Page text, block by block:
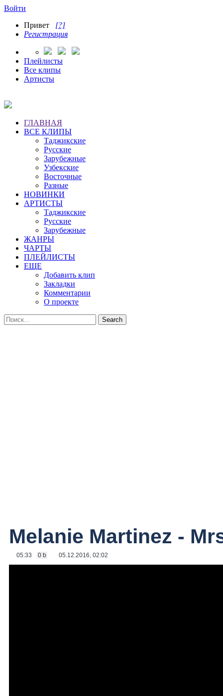
Войти
Привет [?]
Регистрация
Плейлисты
Все клипы
Артисты
ГЛАВНАЯ
ВСЕ КЛИПЫ
Таджикские
Русские
Зарубежные
Узбекские
Восточные
Разные
НОВИНКИ
АРТИСТЫ
Таджикские
Русские
Зарубежные
ЖАНРЫ
ЧАРТЫ
ПЛЕЙЛИСТЫ
ЕЩЕ
Добавить клип
Закладки
Комментарии
О проекте
Melanie Martinez -
05:33 0 b 05.12.2016, 02:02